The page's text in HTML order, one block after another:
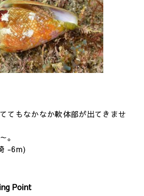
てもなかなか軟体部が出てきませ
。
-6m)
Point